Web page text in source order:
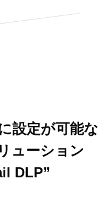
設定が可能な
ューション
DLP”